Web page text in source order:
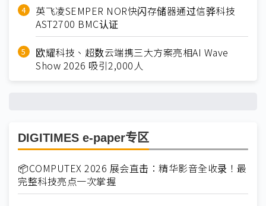
英飞凌SEMPER NOR快闪存储器通过信骅科技
AST2700 BMC认证
欧耀科技、超数云端携三大方案亮相AI Wave
Show 2026 吸引2,000人
DIGITIMES e-paper专区
📦COMPUTEX 2026 展会直击：精华影音全收录！最
完整科技亮点一次掌握